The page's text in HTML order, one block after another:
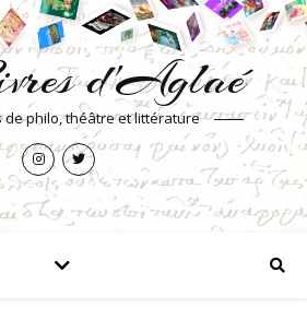
d'Aglaé
de philo, théâtre et littérature